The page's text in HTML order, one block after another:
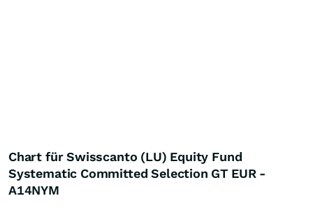
Chart für Swisscanto (LU) Equity Fund
Systematic Committed Selection GT EUR -
A14NYM